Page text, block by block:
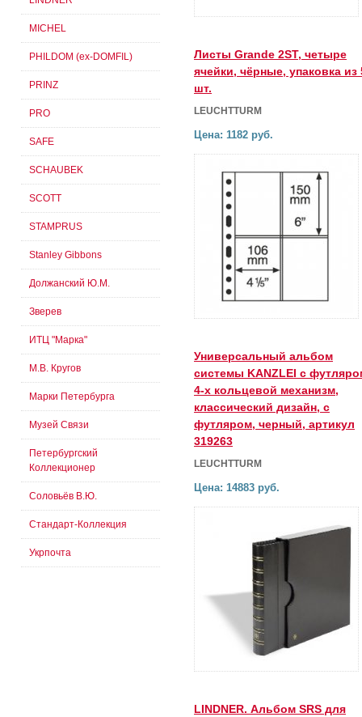
Листы Grande 2SТ, четыре
ячейки, чёрные, упаковка из
шт.
LEUCHTTURM
Цена: 1182 руб.
Универсальный альбом
системы KANZLEI с
4-х кольцевой механизм,
классический дизайн, с
футляром, черный, артикул
319263
LEUCHTTURM
Цена: 14883 руб.
LINDNER. Альбом SRS для
MICHEL
PHILDOM (ex-DOMFIL)
PRINZ
PRO
SAFE
SCHAUBEK
SCOTT
STAMPRUS
Stanley Gibbons
Должанский Ю.М.
Зверев
ИТЦ "Марка"
М.В. Кругов
Марки Петербурга
Музей Связи
Петербургский
Коллекционер
Соловьёв В.Ю.
Стандарт-Коллекция
Укрпочта